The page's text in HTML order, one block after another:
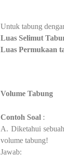
Untuk tabung
Luas Selimut
Luas Permukaan
Volume
Contoh Soal :
A. Diketahui
volume tabung!
Jawab: